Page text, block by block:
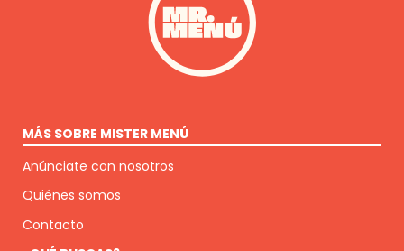
MÁS SOBRE MISTER MENÚ
Anúnciate con nosotros
Quiénes somos
Contacto